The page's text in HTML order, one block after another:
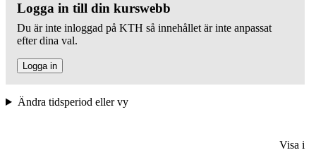
Logga in till din kurswebb
Du är inte inloggad på KTH så innehållet är inte anpassat
efter dina val.
Logga in
Ändra tidsperiod eller vy
Visa i